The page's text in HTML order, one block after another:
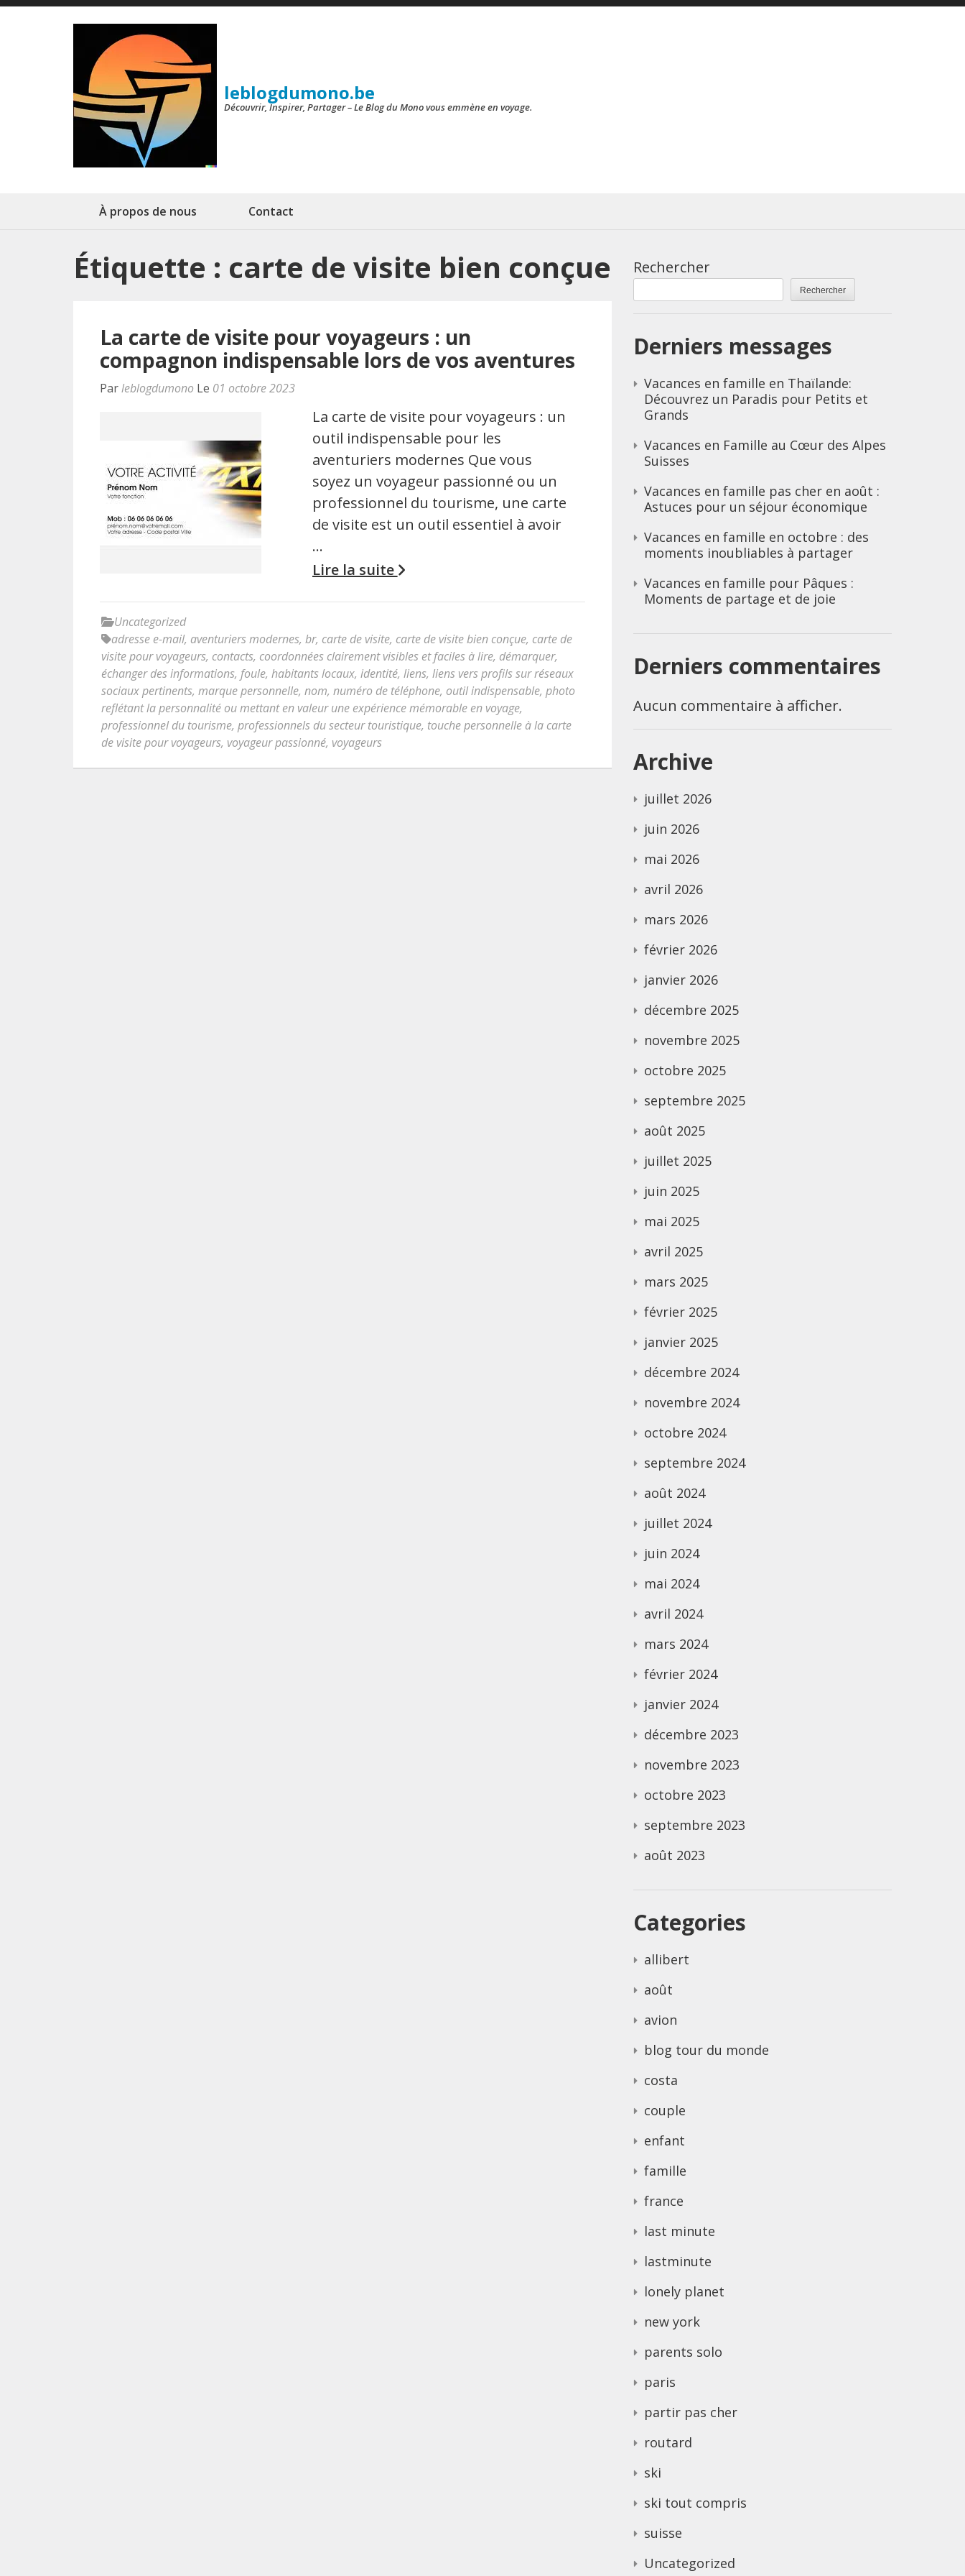
Aller
leblogdumono.be
Découvrir, Inspirer, Partager – Le Blog du Mono vous emmène en voyage.
À propos de nous Contact
Étiquette : carte de visite bien conçue
La carte de visite pour voyageurs : un
compagnon indispensable lors de vos aventures
Parleblogdumono Le 01 octobre 2023
La carte de visite pour voyageurs : un
outil indispensable pour les
aventuriers modernes Que vous
soyez un voyageur passionné ou un
professionnel du tourisme, une carte
de visite est un outil essentiel à avoir
…
Lire la suite
Uncategorized
adresse e-mail, aventuriers modernes, br, carte de visite, carte de visite bien conçue, carte de
visite pour voyageurs, contacts, coordonnées clairement visibles et faciles à lire, démarquer,
échanger des informations, foule, habitants locaux, identité, liens, liens vers profils sur réseaux
sociaux pertinents, marque personnelle, nom, numéro de téléphone, outil indispensable, photo
reflétant la personnalité ou mettant en valeur une expérience mémorable en voyage,
professionnel du tourisme, professionnels du secteur touristique, touche personnelle à la carte
de visite pour voyageurs, voyageur passionné, voyageurs
Rechercher
Rechercher
Derniers messages
Vacances en famille en Thaïlande:
Découvrez un Paradis pour Petits et
Grands
Vacances en Famille au Cœur des Alpes
Suisses
Vacances en famille pas cher en août :
Astuces pour un séjour économique
Vacances en famille en octobre : des
moments inoubliables à partager
Vacances en famille pour Pâques :
Moments de partage et de joie
Derniers commentaires
Aucun commentaire à afficher.
Archive
juillet 2026
juin 2026
mai 2026
avril 2026
mars 2026
février 2026
janvier 2026
décembre 2025
novembre 2025
octobre 2025
septembre 2025
août 2025
juillet 2025
juin 2025
mai 2025
avril 2025
mars 2025
février 2025
janvier 2025
décembre 2024
novembre 2024
octobre 2024
septembre 2024
août 2024
juillet 2024
juin 2024
mai 2024
avril 2024
mars 2024
février 2024
janvier 2024
décembre 2023
novembre 2023
octobre 2023
septembre 2023
août 2023
Categories
allibert
août
avion
blog tour du monde
costa
couple
enfant
famille
france
last minute
lastminute
lonely planet
new york
parents solo
paris
partir pas cher
routard
ski
ski tout compris
suisse
Uncategorized